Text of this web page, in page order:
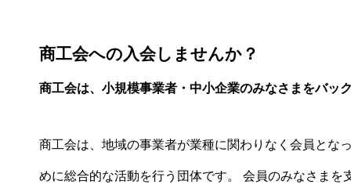
商工会への入会しませんか？
商工会は、小規模事業者・中小企業のみなさまをバッ
商工会は、地域の事業者が業種に関わりなく会員とな
めに総合的な活動を行う団体です。 会員のみなさま